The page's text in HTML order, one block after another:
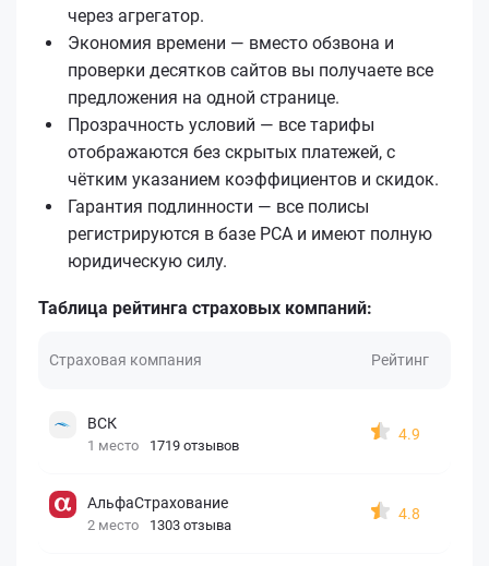
через агрегатор.
Экономия времени — вместо обзвона и
проверки десятков сайтов вы получаете все
предложения на одной странице.
Прозрачность условий — все тарифы
отображаются без скрытых платежей, с
чётким указанием коэффициентов и скидок.
Гарантия подлинности — все полисы
регистрируются в базе РСА и имеют полную
юридическую силу.
Таблица рейтинга страховых компаний:
Страховая компания Рейтинг
ВСК
1 место 1719 отзывов
4.9
АльфаСтрахование
2 место 1303 отзыва
4.8